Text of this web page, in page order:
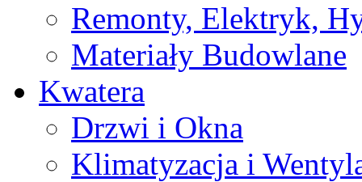
Remonty, Elektryk,
Materiały Budowlane
Kwatera
Drzwi i Okna
Klimatyzacja i